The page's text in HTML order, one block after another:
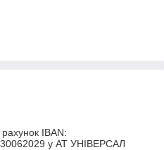
IBAN:
у АТ УНІВЕРСАЛ